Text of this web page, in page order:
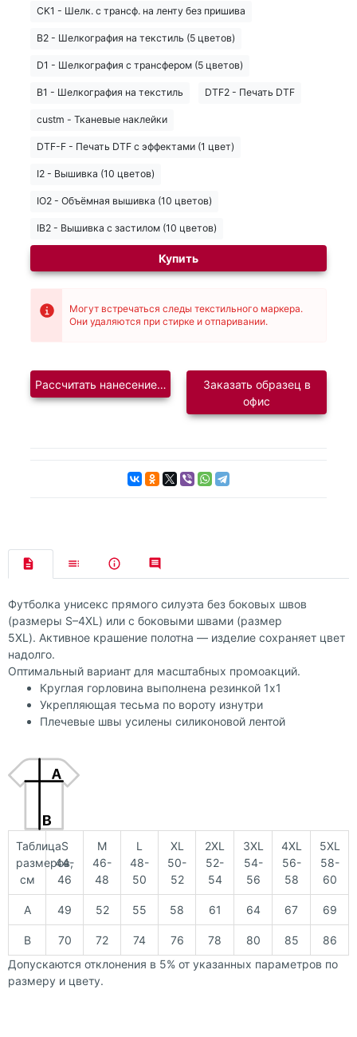
CK1 - Шелк. с трансф. на ленту без пришива
B2 - Шелкография на текстиль (5 цветов)
D1 - Шелкография с трансфером (5 цветов)
B1 - Шелкография на текстиль DTF2 - Печать DTF
custm - Тканевые наклейки
DTF-F - Печать DTF с эффектами (1 цвет)
I2 - Вышивка (10 цветов)
IO2 - Объёмная вышивка (10 цветов)
IB2 - Вышивка с застилом (10 цветов)
Купить
Могут встречаться следы текстильного маркера.
Они удаляются при стирке и отпаривании.
Рассчитать нанесение логотипаЗаказать образец в
офис
Футболка унисекс прямого силуэта без боковых швов
(размеры S–4XL) или с боковыми швами (размер
5XL). Активное крашение полотна — изделие сохраняет цвет
надолго.
Оптимальный вариант для масштабных промоакций.
Круглая горловина выполнена резинкой 1х1
Укрепляющая тесьма по вороту изнутри
Плечевые швы усилены силиконовой лентой
Таблица
размеров,
см
S
44-
46
M
46-
48
L
48-
50
XL
50-
52
2XL
52-
54
3XL
54-
56
4XL
56-
58
5XL
58-
60
A 49 52 55 58 61 64 67 69
B 70 72 74 76 78 80 85
86
Допускаются отклонения в 5% от указанных параметров по
размеру и цвету.